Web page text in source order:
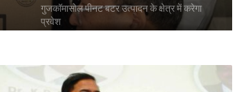
गुजकॉमासोल पीनट बटर उत्पादन के क्षेत्र में करेगा
प्रवेश
बिहार के मुख्यमंत्री ने की सहकारी बैंकिंग कार्यों की
समीक्षा